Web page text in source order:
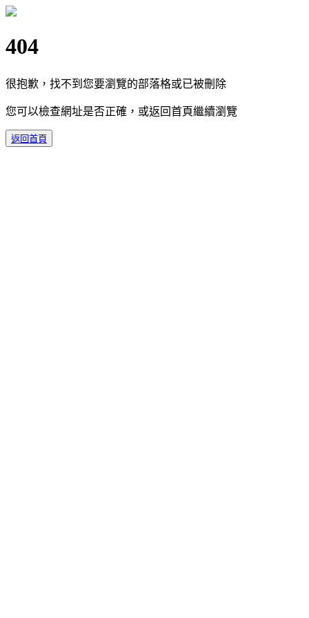
404
很抱歉，找不到您要瀏覽的部落格或已被刪除
您可以檢查網址是否正確，或返回首頁繼續瀏覽
返回首頁